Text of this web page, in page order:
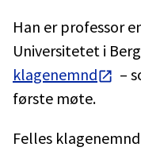
Han er professor
Universitetet i
klagenemnd
–
første møte.
Felles